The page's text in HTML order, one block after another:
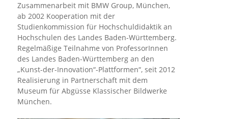
Zusammenarbeit mit BMW Group, München,
ab 2002 Kooperation mit der
Studienkommission für Hochschuldidaktik an
Hochschulen des Landes Baden-Württemberg.
Regelmäßige Teilnahme von ProfessorInnen
des Landes Baden-Württemberg an den
„Kunst-der-Innovation“-Plattformen“, seit 2012
Realisierung in Partnerschaft mit dem
Museum für Abgüsse Klassischer Bildwerke
München.